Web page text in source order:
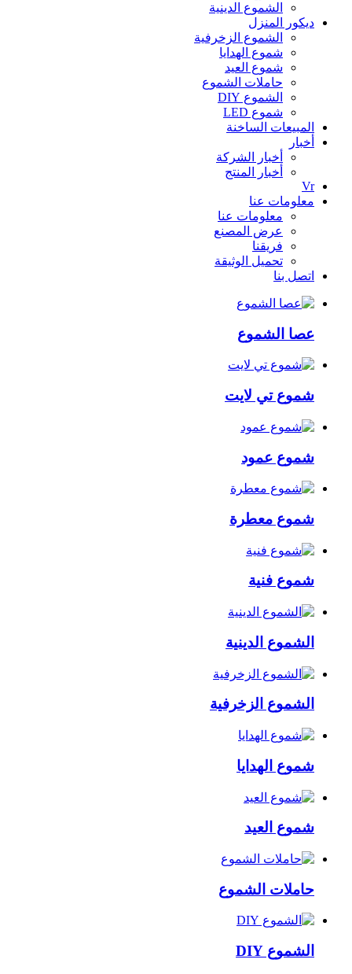
الشموع الدينية
ديكور المنزل
الشموع الزخرفية
شموع الهدايا
شموع العيد
حاملات الشموع
الشموع DIY
شموع LED
المبيعات الساخنة
أخبار
أخبار الشركة
أخبار المنتج
Vr
معلومات عنا
معلومات عنا
عرض المصنع
فريقنا
تحميل الوثيقة
اتصل بنا
عصا الشموع
شموع تي لايت
شموع عمود
شموع معطرة
شموع فنية
الشموع الدينية
الشموع الزخرفية
شموع الهدايا
شموع العيد
حاملات الشموع
الشموع DIY